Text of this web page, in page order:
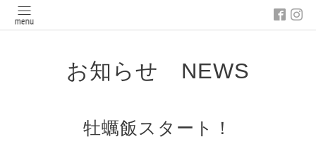
お知らせ NEWS
牡蠣飯スタート！